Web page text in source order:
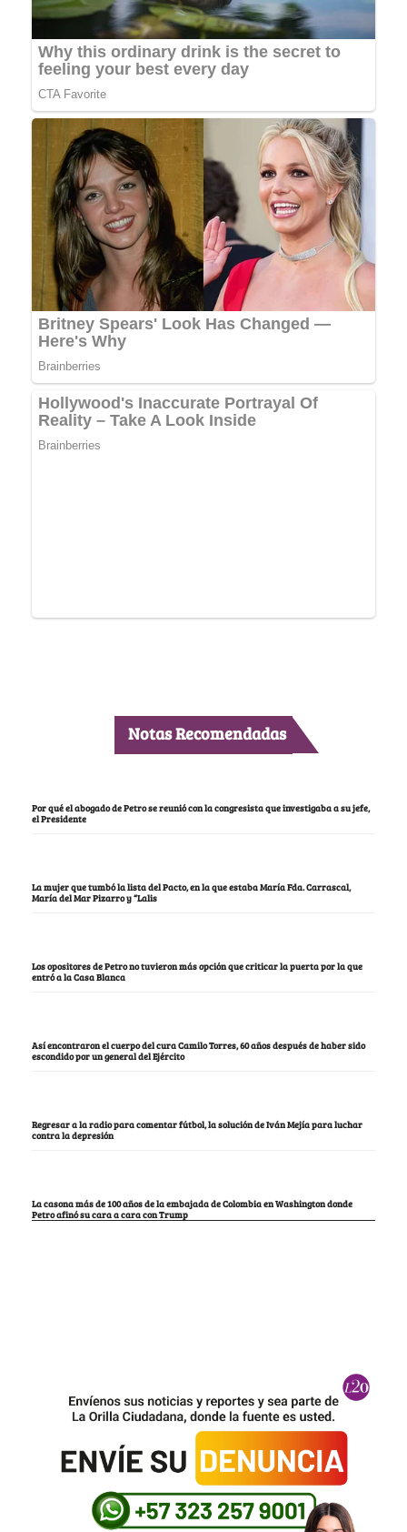
Notas Recomendadas
Por qué el abogado de Petro se reunió con la congresista que investigaba a su jefe,
el Presidente
La mujer que tumbó la lista del Pacto, en la que estaba María Fda. Carrascal,
María del Mar Pizarro y “Lalis
Los opositores de Petro no tuvieron más opción que criticar la puerta por la que
entró a la Casa Blanca
Así encontraron el cuerpo del cura Camilo Torres, 60 años después de haber sido
escondido por un general del Ejército
Regresar a la radio para comentar fútbol, la solución de Iván Mejía para luchar
contra la depresión
La casona más de 100 años de la embajada de Colombia en Washington donde
Petro afinó su cara a cara con Trump